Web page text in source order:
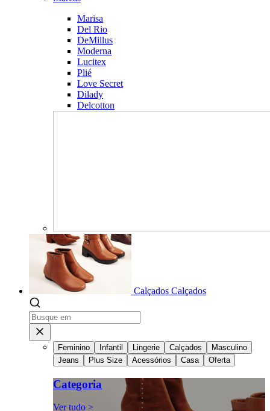
Marisa
Del Rio
DeMillus
Moderna
Lucitex
Plié
Love Secret
Dilady
Delcotton
Calçados Calçados
Feminino Infantil Lingerie Calçados
Masculino
Jeans
Plus Size Acessórios Casa Oferta
Categoria
Ver tudo >